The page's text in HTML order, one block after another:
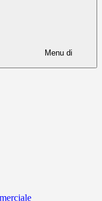
Menu di